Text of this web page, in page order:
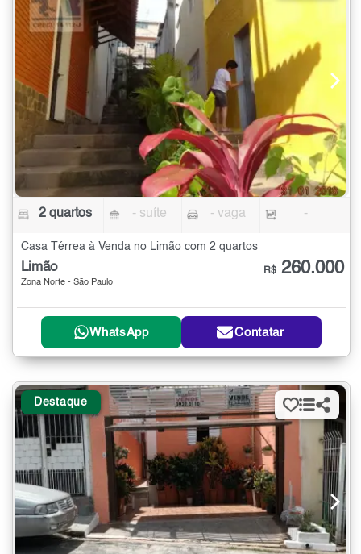
2 quartos - suíte - vaga -
Casa Térrea à Venda no Limão com 2 quartos
Limão
Zona Norte - São Paulo
R$ 260.000
WhatsApp Contatar
Destaque